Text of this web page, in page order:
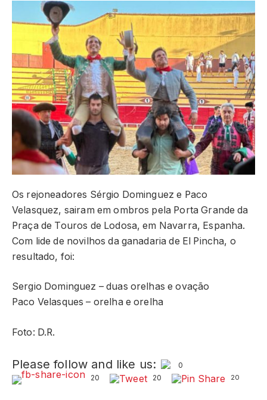
Os rejoneadores Sérgio Dominguez e Paco
Velasquez, sairam em ombros pela Porta Grande da
Praça de Touros de Lodosa, em Navarra, Espanha.
Com lide de novilhos da ganadaria de El Pincha, o
resultado, foi:
Sergio Dominguez – duas orelhas e ovação
Paco Velasques – orelha e orelha
Foto: D.R.
Please follow and like us:
0
20
20 20